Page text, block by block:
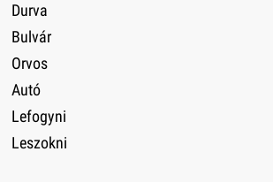
Durva
Bulvár
Orvos
Autó
Lefogyni
Leszokni